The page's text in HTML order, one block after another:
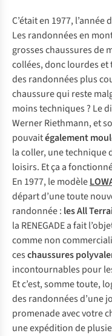
C’était en 1977,
Les randonnées en
grosses chaussures de
collées, donc lourdes
des randonnées plus
chaussure qui reste
moins techniques ? Le
Werner Riethmann, et
pouvaitégalement
la coller, une technique
loisirs. Et ça a
En 1977, le modèle
départ d’une toute
randonnée : les All
la RENEGADE a fait
comme non
ceschaussures
incontournables pour
Et c’est, somme toute,
des randonnées d’une
promenade avec votre
une expédition de